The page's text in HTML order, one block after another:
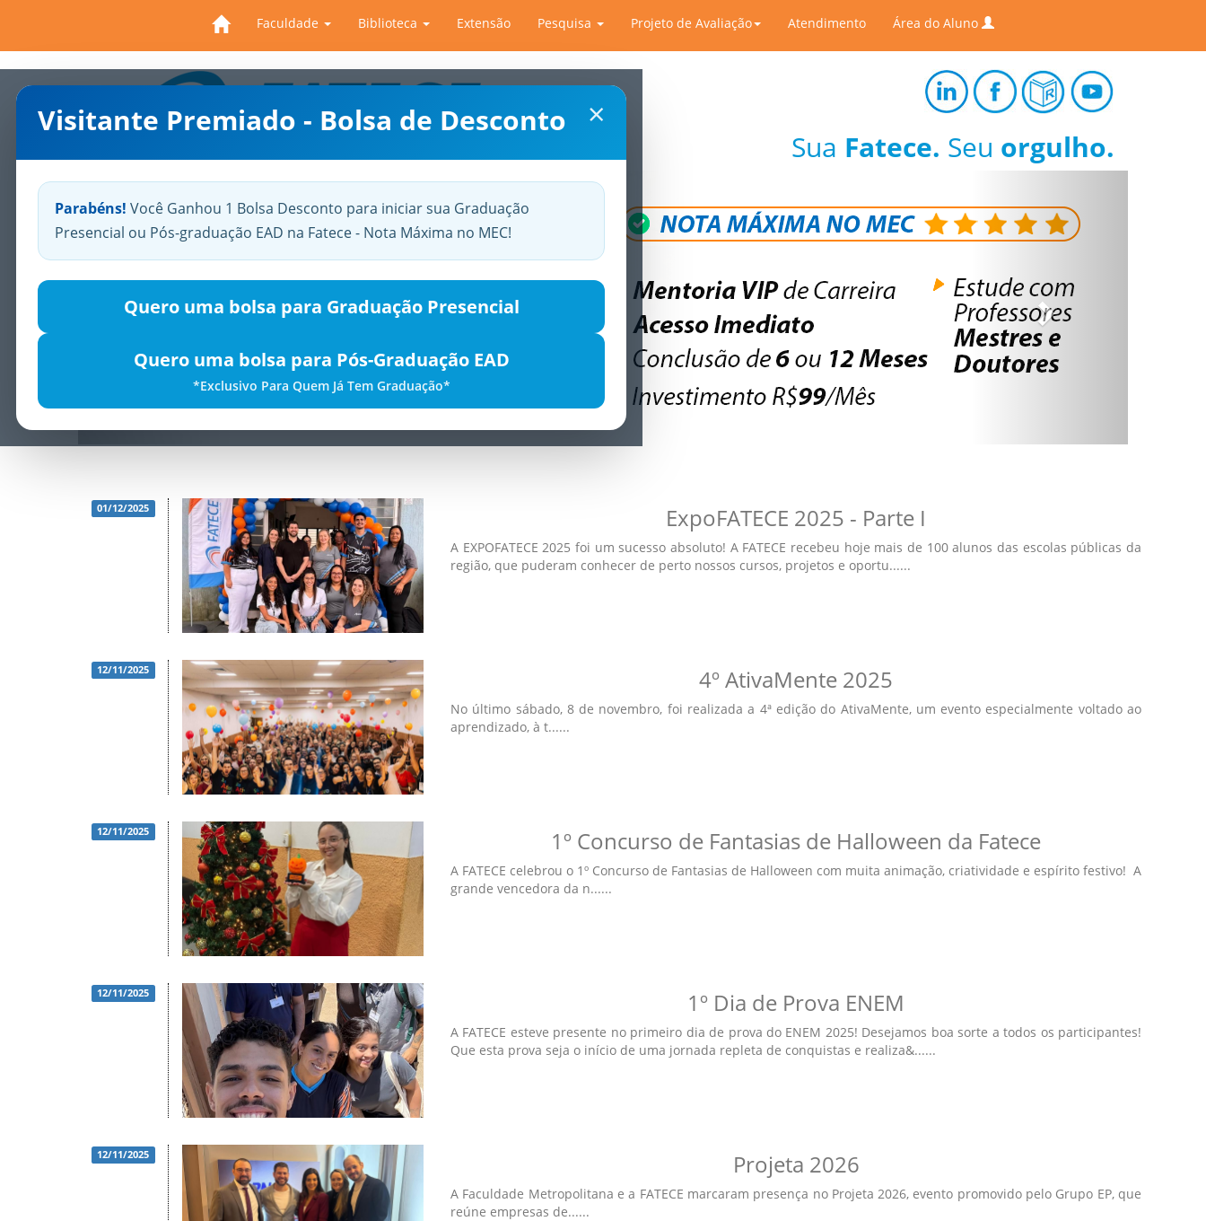
Faculdade Biblioteca Extensão Pesquisa Projeto de Avaliação Atendimento Área do Aluno
×
Visitante Premiado - Bolsa de Desconto
Parabéns! Você Ganhou 1 Bolsa Desconto para iniciar sua Graduação
Presencial ou Pós-graduação EAD na Fatece - Nota Máxima no MEC!
Quero uma bolsa para Graduação Presencial
Quero uma bolsa para Pós-Graduação EAD
*Exclusivo Para Quem Já Tem Graduação*
Sua Fatece. Seu orgulho.
Previous
01/12/2025 ExpoFATECE 2025 - Parte I
A EXPOFATECE 2025 foi um sucesso absoluto! A FATECE recebeu hoje mais de 100 alunos das escolas públicas da
região, que puderam conhecer de perto nossos cursos, projetos e oportu......
12/11/2025 4º AtivaMente 2025
No último sábado, 8 de novembro, foi realizada a 4ª edição do AtivaMente, um evento especialmente voltado ao
aprendizado, à t......
12/11/2025 1º Concurso de Fantasias de Halloween da Fatece
A FATECE celebrou o 1º Concurso de Fantasias de Halloween com muita animação, criatividade e espírito festivo! A
grande vencedora da n......
12/11/2025 1º Dia de Prova ENEM
A FATECE esteve presente no primeiro dia de prova do ENEM 2025! Desejamos boa sorte a todos os participantes!
Que esta prova seja o início de uma jornada repleta de conquistas e realiza&......
12/11/2025 Projeta 2026
A Faculdade Metropolitana e a FATECE marcaram presença no Projeta 2026, evento promovido pelo Grupo EP, que
reúne empresas de......